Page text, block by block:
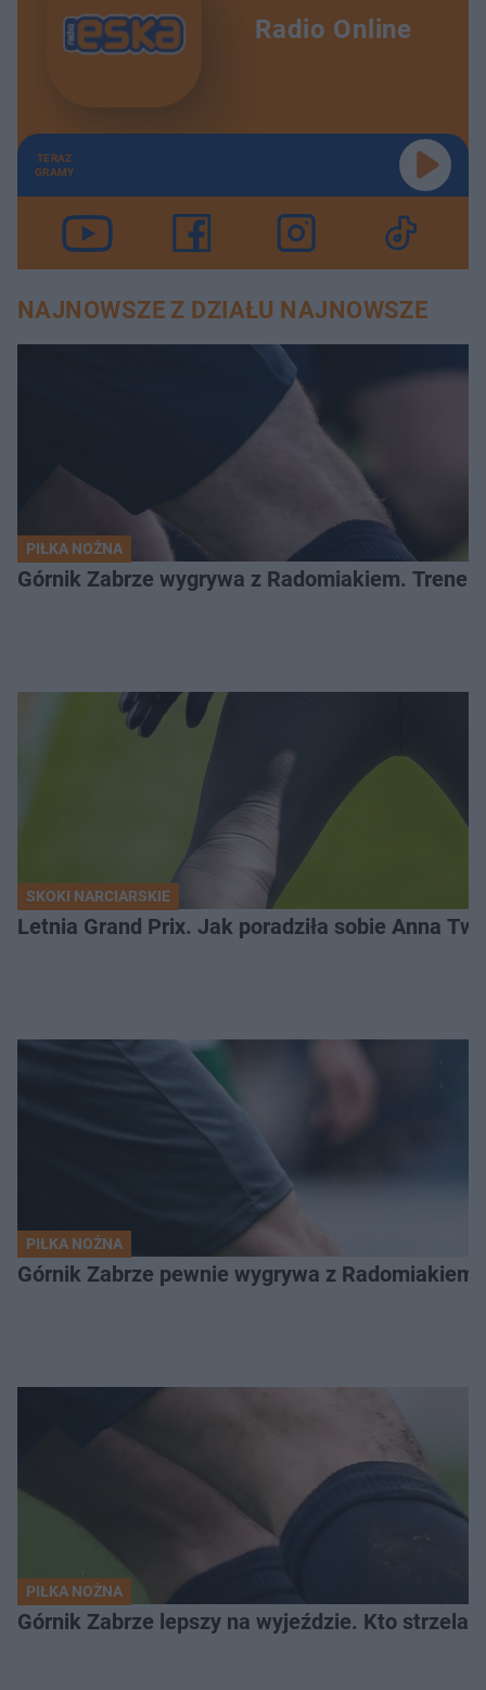
Radio Online
TERAZ
GRAMY
NAJNOWSZE Z DZIAŁU NAJNOWSZE
PIŁKA NOŻNA
Górnik Zabrze wygrywa z Radomiakiem. Trener
SKOKI NARCIARSKIE
Letnia Grand Prix. Jak poradziła sobie Anna
PIŁKA NOŻNA
Górnik Zabrze pewnie wygrywa z
PIŁKA NOŻNA
Górnik Zabrze lepszy na wyjeździe. Kto strzelał